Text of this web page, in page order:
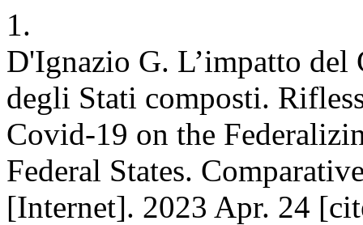
1.
D'Ignazio G. L’impatto
degli Stati composti.
Covid-19 on the
Federal States.
[Internet]. 2023 Apr. 24